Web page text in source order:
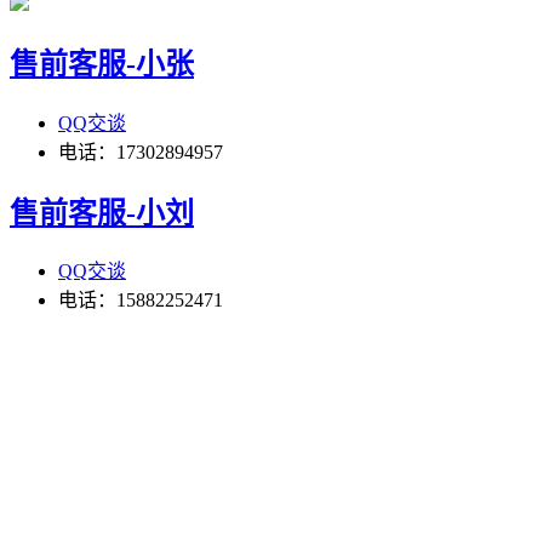
售前客服-小张
QQ交谈
电话：17302894957
售前客服-小刘
QQ交谈
电话：15882252471